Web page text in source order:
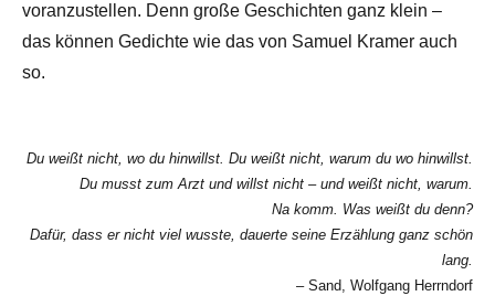
voranzustellen. Denn große Geschichten ganz klein –
das können Gedichte wie das von Samuel Kramer auch
so.
Du weißt nicht, wo du hinwillst. Du weißt nicht, warum du wo hinwillst.
Du musst zum Arzt und willst nicht – und weißt nicht, warum.
Na komm. Was weißt du denn?
Dafür, dass er nicht viel wusste, dauerte seine Erzählung ganz schön
lang.
– Sand, Wolfgang Herrndorf